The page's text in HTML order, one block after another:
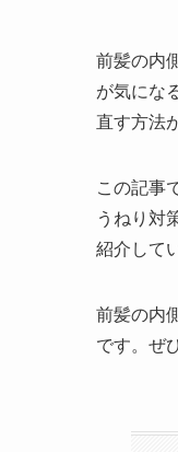
前髪の内
が気にな
直す方法
この記事
うねり対
紹介して
前髪の内
です。ぜ